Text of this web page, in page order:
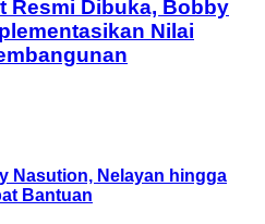
Resmi Dibuka, Bobby
Nilai